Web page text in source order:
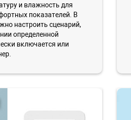
и влажность для
показателей. В
настроить сценарий,
определенной
включается или